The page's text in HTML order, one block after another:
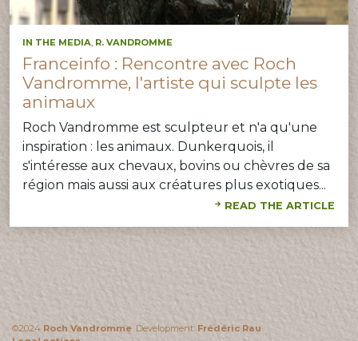
IN THE MEDIA, R. VANDROMME
Franceinfo : Rencontre avec Roch
Vandromme, l'artiste qui sculpte les
animaux
Roch Vandromme est sculpteur et n'a qu'une
inspiration : les animaux. Dunkerquois, il
s'intéresse aux chevaux, bovins ou chèvres de sa
région mais aussi aux créatures plus exotiques...
READ THE ARTICLE
©2024 Roch Vandromme. Development: Frédéric Rau.